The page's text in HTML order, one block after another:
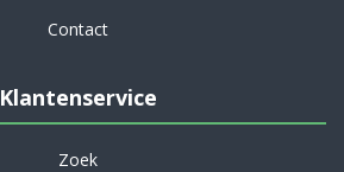
Contact
Klantenservice
Zoek